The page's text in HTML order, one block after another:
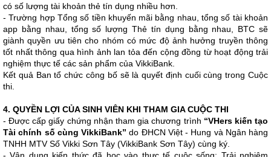
có số lượng tài khoản thẻ tín dụng nhiều hơn.
- Trường hợp Tổng số tiền khuyến mãi bằng nhau, tổng số tài khoản
app bằng nhau, tổng số lượng Thẻ tín dụng bằng nhau, BTC sẽ
giành quyền ưu tiên cho nhóm có mức độ ảnh hưởng truyền thông
tốt nhất thông qua hình ảnh lan tỏa đến cộng đồng từ hoạt động trải
nghiệm thực tế các sản phẩm của VikkiBank.
Kết quả Ban tổ chức công bố sẽ là quyết định cuối cùng trong Cuộc
thi.
4. QUYỀN LỢI CỦA SINH VIÊN KHI THAM GIA CUỘC THI
- Được cấp giấy chứng nhận tham gia chương trình “VHers kiến tạo
Tài chính số cùng VikkiBank” do ĐHCN Việt - Hung và Ngân hàng
TNHH MTV Số Vikki Sơn Tây (VikkiBank Sơn Tây) cùng ký.
- Vận dụng kiến thức đã học vào thực tế cuộc sống; Trải nghiệm